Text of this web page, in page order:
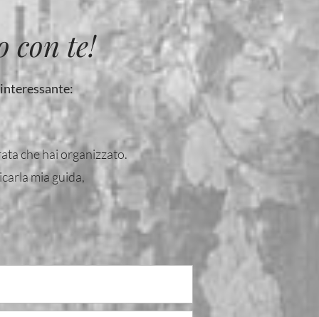
con te!
che hai organizzato.
mia guida,